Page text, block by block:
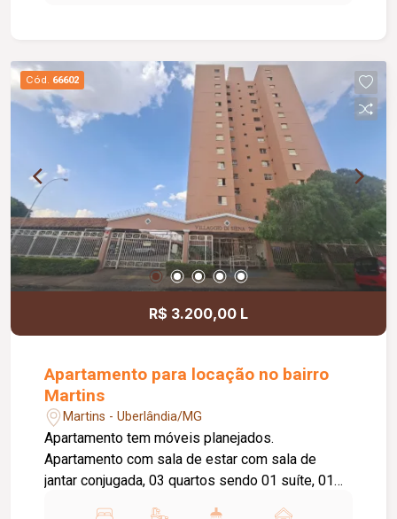
Cód. 66602
R$ 3.200,00 L
Apartamento para locação no bairro
Martins
Martins - Uberlândia/MG
Apartamento tem móveis planejados.
Apartamento com sala de estar com sala de
jantar conjugada, 03 quartos sendo 01 suíte, 01